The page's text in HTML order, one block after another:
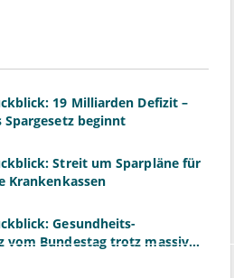
19 Milliarden Defizit –
beginnt
Streit um Sparpläne für
Krankenkassen
Gesundheits-
vom Bundestag trotz massiver